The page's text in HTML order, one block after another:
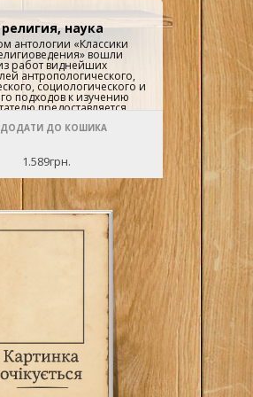
наука
антологии «Классики
вошли
работ виднейших
антропологического,
социологического и
подходов к изучению
предоставляется
Эдуарда Тайлора,
Дюркгейма, Макса
Зёдерблома, Генриха
Леви-Брюля,
и Эрнста
на нашем сайте
том данной антологии. Он
мирового
Антология. Т.1.
2
Спенсер. ПРИНЦИПЫ
Тайлор.
КУЛЬТУРА ..27Эндрю Лэнг.
РЕЛИГИИ..46Джеймс
К ИЗДАНИЯМ
»...82Роберт Маретт.
МАНА КАК МИНИМУМ
РЕЛИГИИ ..99Отто
РЕЛИГИЯ И
Джемс.
РЕЛИГИОЗНОГО
Дюркгейм.
ФОРМЫ РЕЛИГИОЗНОЙ
ДОДАТИ ДО КОШИКА
1.589грн.